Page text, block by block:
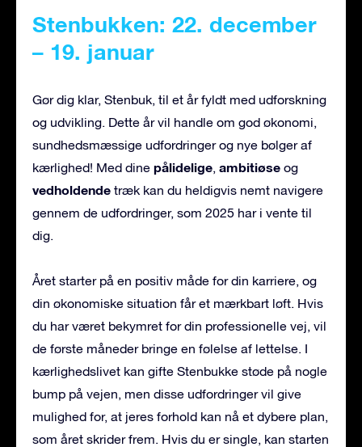
Stenbukken: 22. december
– 19. januar
Gør dig klar, Stenbuk, til et år fyldt med udforskning
og udvikling. Dette år vil handle om god økonomi,
sundhedsmæssige udfordringer og nye bølger af
kærlighed! Med dine pålidelige, ambitiøse og
vedholdende træk kan du heldigvis nemt navigere
gennem de udfordringer, som 2025 har i vente til
dig.
Året starter på en positiv måde for din karriere, og
din økonomiske situation får et mærkbart løft. Hvis
du har været bekymret for din professionelle vej, vil
de første måneder bringe en følelse af lettelse. I
kærlighedslivet kan gifte Stenbukke støde på nogle
bump på vejen, men disse udfordringer vil give
mulighed for, at jeres forhold kan nå et dybere plan,
som året skrider frem. Hvis du er single, kan starten